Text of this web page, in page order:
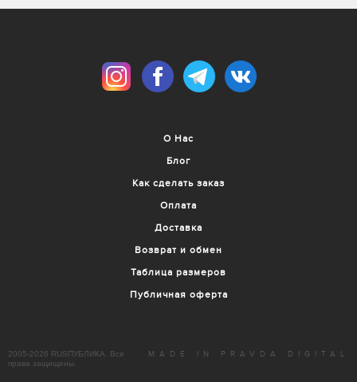
О Нас
Блог
Как сделать заказ
Оплата
Доставка
Возврат и обмен
Таблица размеров
Публичная оферта
MADE IN PRAVDA DIGITAL
2005-2026 RUSПУБЛИКА. Все
права защищены.